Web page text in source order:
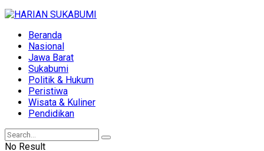
Beranda
Nasional
Jawa Barat
Sukabumi
Politik & Hukum
Peristiwa
Wisata & Kuliner
Pendidikan
No Result